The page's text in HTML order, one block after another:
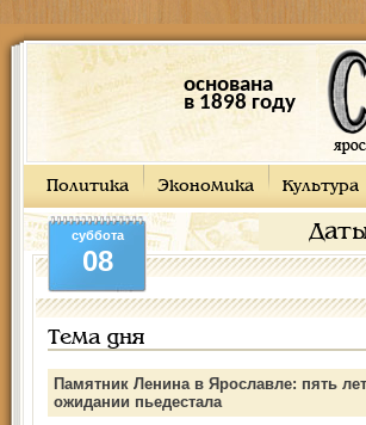
основана
в 1898 году
Политика Экономика Культура
суббота
08
Тема дня
Памятник Ленина в Ярославле: пять
ожидании пьедестала